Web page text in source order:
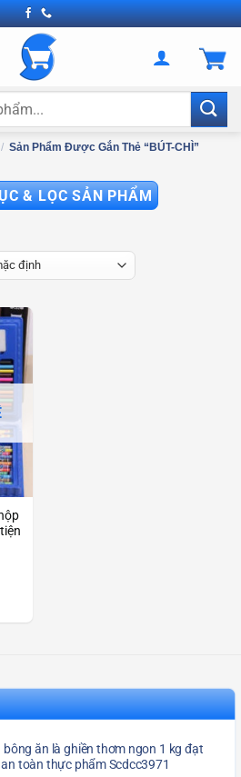
/ Sản Phẩm Được Gắn Thẻ “BÚT-CHÌ”
& LỌC SẢN PHẨM
bông ăn là ghiền thơm ngon 1 kg đạt
toàn thực phẩm Scdcc3971